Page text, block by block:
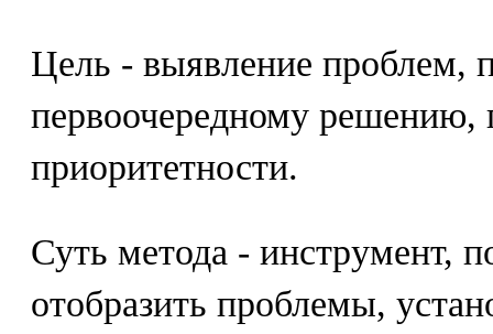
Цель - выявление проблем,
первоочередному решению,
приоритетности.
Суть метода - инструмент,
отобразить проблемы,